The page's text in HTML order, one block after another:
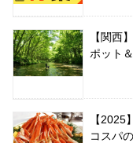
【関西
ポット
【2025
コスパ